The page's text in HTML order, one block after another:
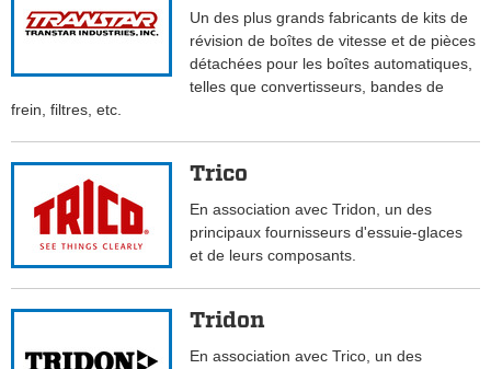
Un des plus grands fabricants de kits de
révision de boîtes de vitesse et de pièces
détachées pour les boîtes automatiques,
telles que convertisseurs, bandes de
frein, filtres, etc.
Trico
En association avec Tridon, un des
principaux fournisseurs d'essuie-glaces
et de leurs composants.
Tridon
En association avec Trico, un des